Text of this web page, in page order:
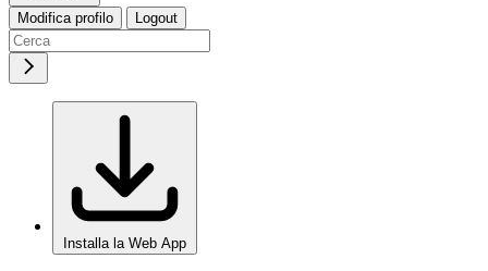
Modifica profilo Logout
Installa la Web App